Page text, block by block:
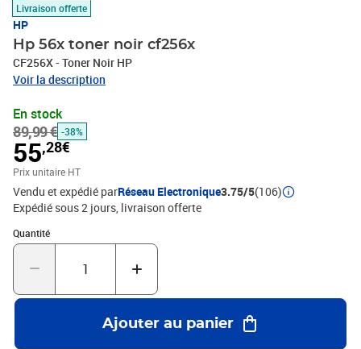
Livraison offerte
HP
Hp 56x toner noir cf256x
CF256X - Toner Noir HP
Voir la description
En stock
89,99 € -38%
55,28€
Prix unitaire HT
Vendu et expédié parRéseau Electronique3.75/5(106)
Expédié sous 2 jours livraison offerte
Quantité
Quantité : 1
Ajouter au panier